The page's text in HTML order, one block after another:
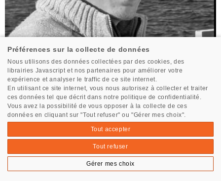
Tous les skippers
Préférences sur la collecte de données
Nous utilisons des données collectées par des cookies, des
librairies Javascript et nos partenaires pour améliorer votre
expérience et analyser le traffic de ce site internet.
En utilisant ce site internet, vous nous autorisez à collecter et traiter
ces données tel que décrit dans notre politique de confidentialité.
Vous avez la possibilité de vous opposer à la collecte de ces
données en cliquant sur "Tout refuser" ou "Gérer mes choix".
Tout accepter
Tout refuser
Gérer mes choix